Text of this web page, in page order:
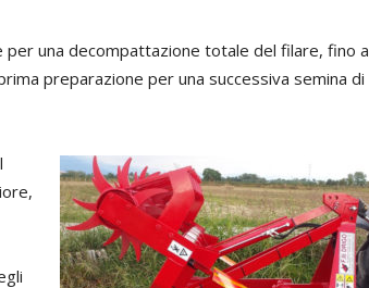
una decompattazione totale del filare, fino a
preparazione per una successiva semina di